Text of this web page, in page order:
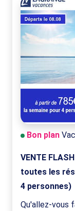
Bon plan
VENTE
toutes les
4 personnes)
Qu'allez-vous